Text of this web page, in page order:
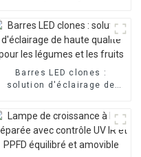
à LED
Barres LED clones :
solution d'éclairage de
légumes et les fruits